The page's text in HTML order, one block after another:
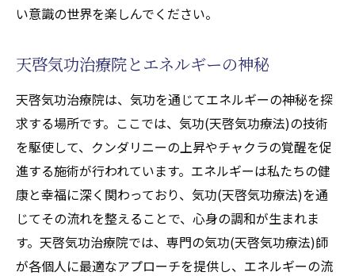
い意識の世界を楽しんでください。
天啓気功治療院とエネルギーの神秘
天啓気功治療院は、気功を通じてエネルギーの神秘を探
求する場所です。ここでは、気功(天啓気功療法)の技術
を駆使して、クンダリニーの上昇やチャクラの覚醒を促
進する施術が行われています。エネルギーは私たちの健
康と幸福に深く関わっており、気功(天啓気功療法)を通
じてその流れを整えることで、心身の調和が生まれま
す。天啓気功治療院では、専門の気功(天啓気功療法)師
が各個人に最適なアプローチを提供し、エネルギーの流